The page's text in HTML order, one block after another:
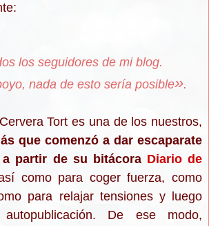
los seguidores de mi blog.
nada de esto sería posible».
Tort es una de los nuestros,
que comenzó a dar escaparate
partir de su bitácora Diario de
como para coger fuerza, como
para relajar tensiones y luego
De ese modo,